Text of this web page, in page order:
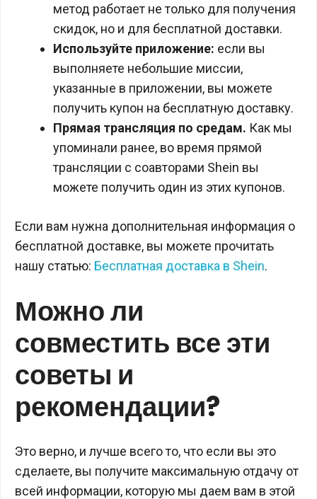
метод работает не только для получения
скидок, но и для бесплатной доставки.
Используйте приложение: если вы
выполняете небольшие миссии,
указанные в приложении, вы можете
получить купон на бесплатную доставку.
Прямая трансляция по средам. Как мы
упоминали ранее, во время прямой
трансляции с соавторами Shein вы
можете получить один из этих купонов.
Если вам нужна дополнительная информация о
бесплатной доставке, вы можете прочитать
нашу статью: Бесплатная доставка в Shein.
Можно ли
совместить все эти
советы и
рекомендации?
Это верно, и лучше всего то, что если вы это
сделаете, вы получите максимальную отдачу от
всей информации, которую мы даем вам в этой